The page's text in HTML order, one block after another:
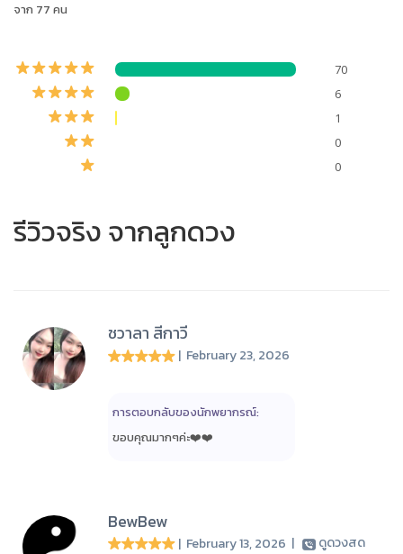
จาก 77 คน
70
6
1
0
0
รีวิวจริง จากลูกดวง
ชวาลา สีกาวี
| February 23, 2026
การตอบกลับของนักพยากรณ์:
ขอบคุณมากๆค่ะ❤️❤️
BewBew
| February 13, 2026 | ดูดวงสด